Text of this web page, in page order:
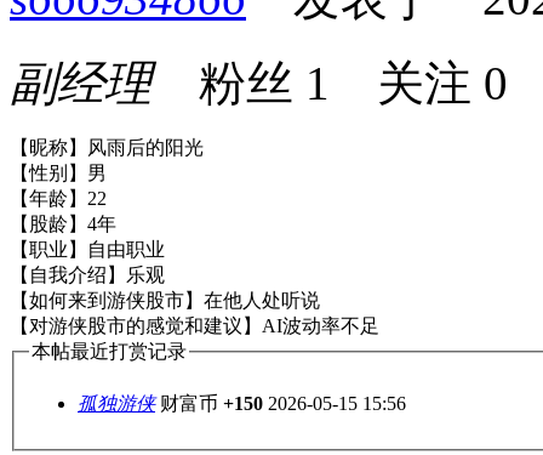
副经理粉丝 1 关注 0
【昵称】风雨后的阳光
【性别】男
【年龄】22
【股龄】4年
【职业】自由职业
【自我介绍】乐观
【如何来到游侠股市】在他人处听说
【对游侠股市的感觉和建议】AI波动率不足
本帖最近打赏记录
孤独游侠 财富币 +150 2026-05-15 15:56